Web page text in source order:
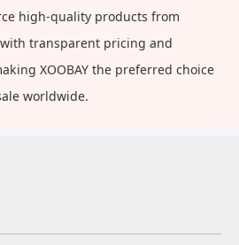
high-quality products from
transparent pricing and
XOOBAY the preferred choice
worldwide.